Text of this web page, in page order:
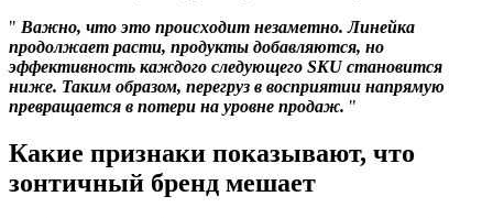
Важно, что это происходит незаметно. Линейка
продолжает расти, продукты добавляются, но
эффективность каждого следующего SKU становится
ниже. Таким образом, перегруз в восприятии напрямую
превращается в потери на уровне продаж.
Какие признаки показывают, что
зонтичный бренд мешает